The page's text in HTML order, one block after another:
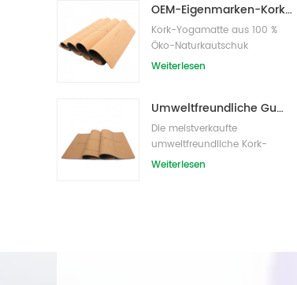
OEM-Eigenmarken-Kork-Yogamatte mit individuellem Design
Kork-Yogamatte aus 100 %
Öko-Naturkautschuk
Weiterlesen
Umweltfreundliche Gummi-/Fitness-/kundenspezifische Kork-Yogamatte/Kork-Übungsmatten
Die meistverkaufte
umweltfreundliche Kork-
Yogamatte von Amazon
Weiterlesen